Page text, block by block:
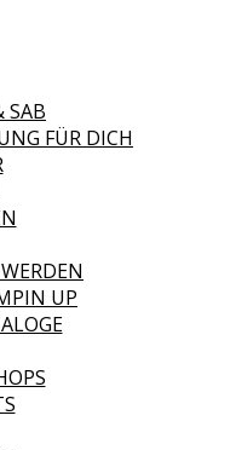
SAB
FÜR DICH
UP